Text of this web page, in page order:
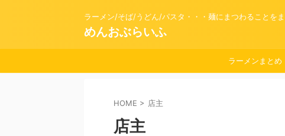
ラーメン/そば/うどん/パスタ・・・麺にまつわることを
めんおぶらいふ
ラーメンまとめ
HOME > 店主
店主